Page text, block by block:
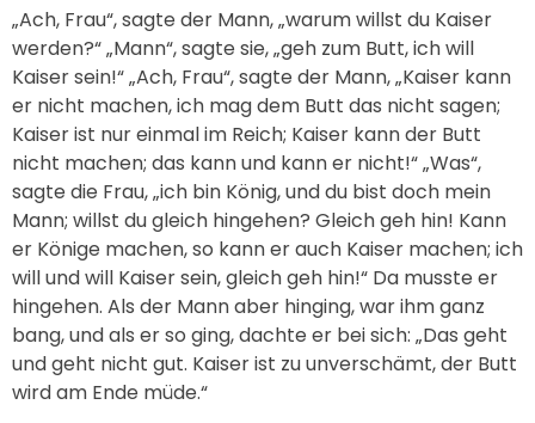
„Ach, Frau“, sagte der Mann, „warum willst du Kaiser
werden?“ „Mann“, sagte sie, „geh zum Butt, ich will
Kaiser sein!“ „Ach, Frau“, sagte der Mann, „Kaiser kann
er nicht machen, ich mag dem Butt das nicht sagen;
Kaiser ist nur einmal im Reich; Kaiser kann der Butt
nicht machen; das kann und kann er nicht!“ „Was“,
sagte die Frau, „ich bin König, und du bist doch mein
Mann; willst du gleich hingehen? Gleich geh hin! Kann
er Könige machen, so kann er auch Kaiser machen; ich
will und will Kaiser sein, gleich geh hin!“ Da musste er
hingehen. Als der Mann aber hinging, war ihm ganz
bang, und als er so ging, dachte er bei sich: „Das geht
und geht nicht gut. Kaiser ist zu unverschämt, der Butt
wird am Ende müde.“